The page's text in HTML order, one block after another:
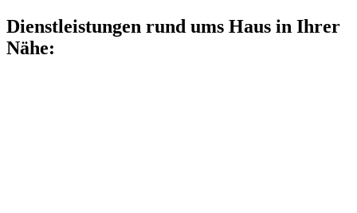
Dienstleistungen rund ums Haus in Ihrer
Nähe: